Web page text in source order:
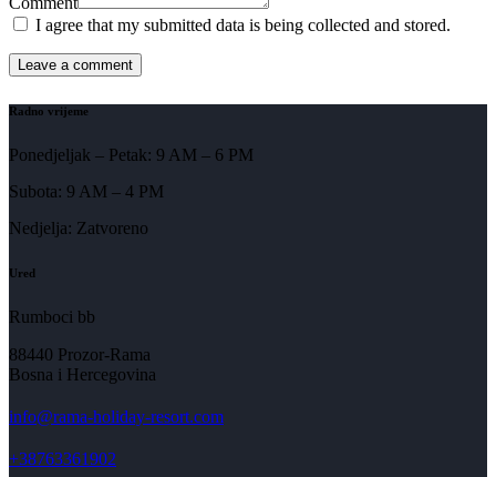
I agree that my submitted data is being collected and stored.
Radno vrijeme
Ponedjeljak – Petak: 9 AM – 6 PM
Subota: 9 AM – 4 PM
Nedjelja: Zatvoreno
Ured
Rumboci bb
88440 Prozor-Rama
Bosna i Hercegovina
info@rama-holiday-resort.com
+38763361902